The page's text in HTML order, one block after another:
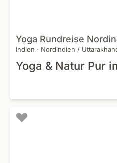
Yoga Rundreise
Indien · Nordindien /
Yoga & Natur Pur